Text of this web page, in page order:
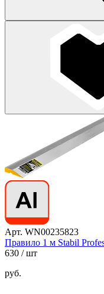
Арт. WN00235823
Правило 1 м Stabil
630 / шт
руб.